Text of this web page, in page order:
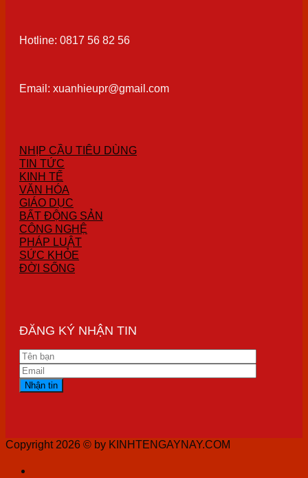
Hotline: 0817 56 82 56
Email: xuanhieupr@gmail.com
NHỊP CẦU TIÊU DÙNG
TIN TỨC
KINH TẾ
VĂN HÓA
GIÁO DỤC
BẤT ĐỘNG SẢN
CÔNG NGHỆ
PHÁP LUẬT
SỨC KHỎE
ĐỜI SỐNG
ĐĂNG KÝ NHẬN TIN
Copyright 2026 © by KINHTENGAYNAY.COM